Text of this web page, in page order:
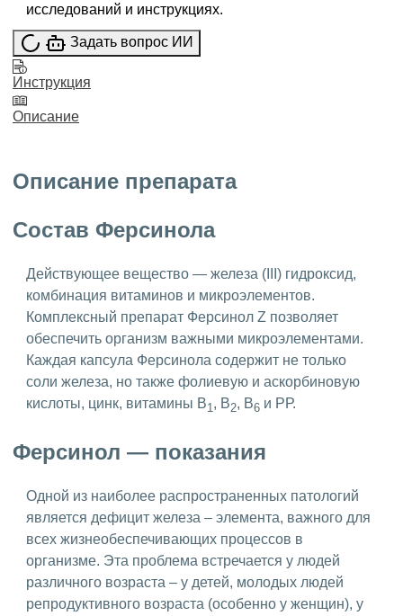
исследований и инструкциях.
Задать вопрос ИИ
Инструкция
Описание
Описание препарата
Состав Ферсинола
Действующее вещество — железа (III) гидроксид,
комбинация витаминов и микроэлементов.
Комплексный препарат Ферсинол Z позволяет
обеспечить организм важными микроэлементами.
Каждая капсула Ферсинола содержит не только
соли железа, но также фолиевую и аскорбиновую
кислоты, цинк, витамины В1, В2, В6 и РР.
Ферсинол — показания
Одной из наиболее распространенных патологий
является дефицит железа – элемента, важного для
всех жизнеобеспечивающих процессов в
организме. Эта проблема встречается у людей
различного возраста – у детей, молодых людей
репродуктивного возраста (особенно у женщин), у